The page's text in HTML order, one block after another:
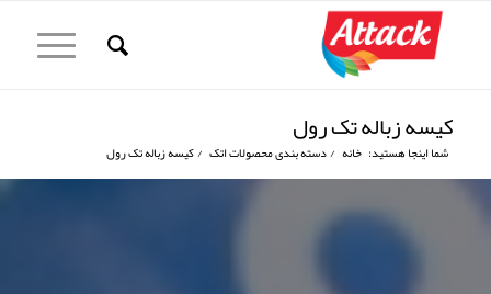
کیسه زباله تک رول
شما اینجا هستید: خانه / دسته بندی محصولات اتک / کیسه زباله تک رول